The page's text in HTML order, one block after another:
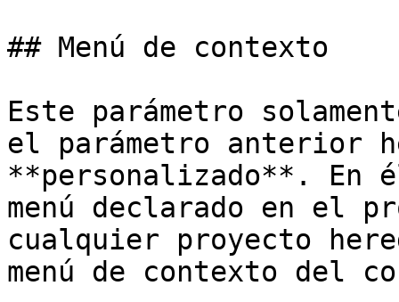
## Menú de contexto
Este parámetro
el parámetro anterior
**personalizado**. En
menú declarado en el
cualquier proyecto
menú de contexto del